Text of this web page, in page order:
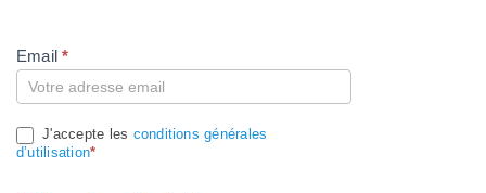
Compte
Email*
J'accepte les conditions générales
d’utilisation*